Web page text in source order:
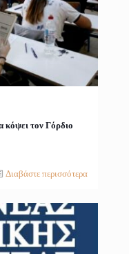
κόψει τον Γόρδιο
Διαβάστε περισσότερα